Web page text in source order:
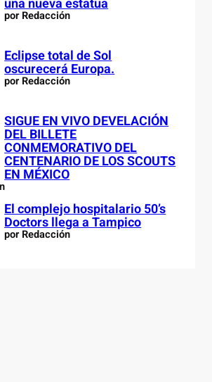
una nueva estatua
por Redacción
Eclipse total de Sol
oscurecerá Europa.
por Redacción
SIGUE EN VIVO DEVELACIÓN
DEL BILLETE
CONMEMORATIVO DEL
CENTENARIO DE LOS SCOUTS
EN MÉXICO
El complejo hospitalario 50’s
Doctors llega a Tampico
por Redacción